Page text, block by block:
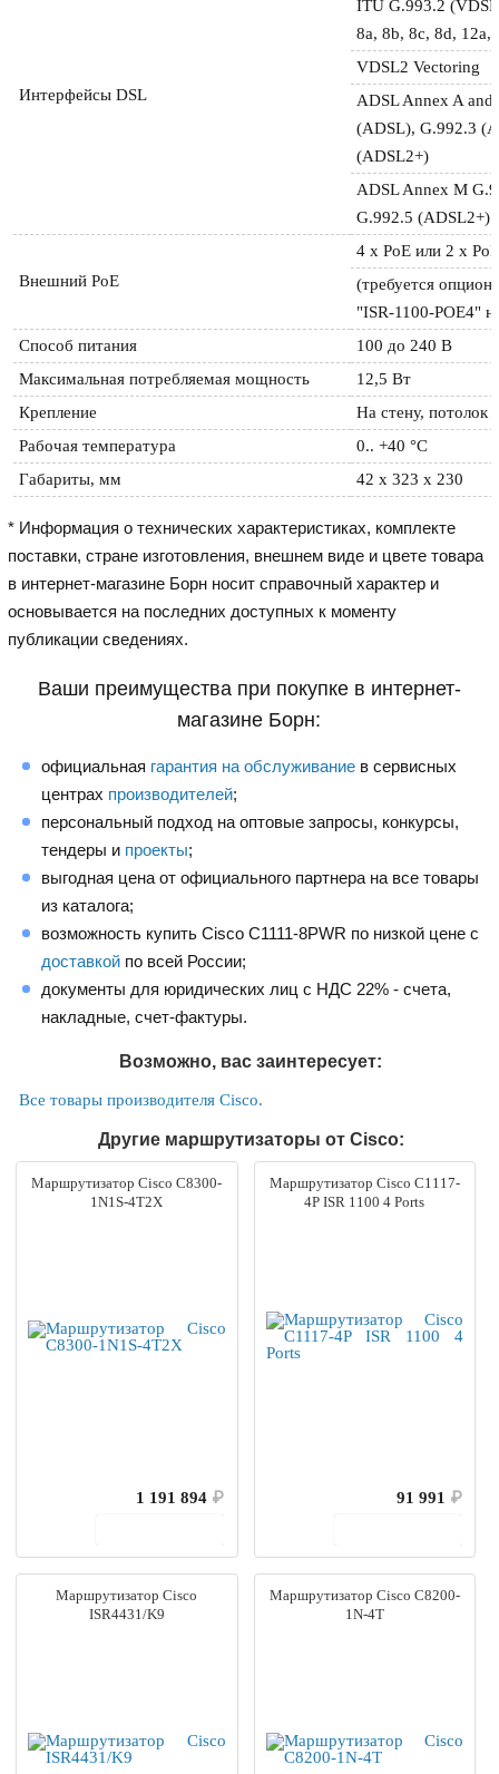
Интерфейсы DSL
ITU G.993.2
8a, 8b, 8c, 8d, 12a,
VDSL2 Vectoring
ADSL Annex A
(ADSL), G.992.3
(ADSL2+)
ADSL Annex M
G.992.5 (ADSL2+)
Внешний РоЕ
4 х РоЕ или 2 х
(требуется
"ISR-1100-POE4"
Способ питания
100 до 240 В
Максимальная потребляемая мощность
12,5 Вт
Крепление
На стену, потолок
Рабочая температура
0.. +40 °C
Габариты, мм
42 x 323 x 230
* Информация о технических характеристиках, комплекте
поставки, стране изготовления, внешнем виде и цвете товара
в интернет-магазине Борн носит справочный характер и
основывается на последних доступных к моменту
публикации сведениях.
Ваши преимущества при покупке в интернет-
магазине Борн:
официальная гарантия на обслуживание в сервисных
центрах производителей;
персональный подход на оптовые запросы, конкурсы,
тендеры и проекты;
выгодная цена от официального партнера на все товары
из каталога;
возможность купить Cisco C1111-8PWR по низкой цене с
доставкой по всей России;
документы для юридических лиц с НДС 22% - счета,
накладные, счет-фактуры.
Возможно, вас заинтересует:
Все товары производителя Cisco.
Другие маршрутизаторы от Cisco:
Маршрутизатор Cisco C8300-
1N1S-4T2X
1 191 894 ₽
Маршрутизатор Cisco C1117-
4P ISR 1100 4 Ports
91 991 ₽
Маршрутизатор Cisco
ISR4431/K9
Маршрутизатор Cisco C8200-
1N-4T